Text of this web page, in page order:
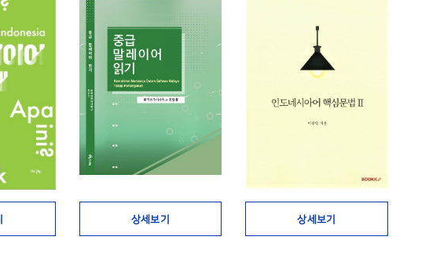
상세보기 상세보기